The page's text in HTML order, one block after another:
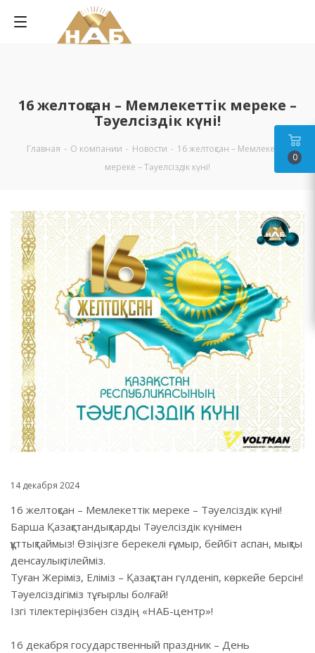
16 желтоқсан – Мемлекеттік мереке –
Тәуелсіздік күні!
Главная - О компании - Новости - 16 желтоқсан – Мемлекеттік
мереке – Тәуелсіздік күні!
14 декабря 2024
16 желтоқсан – Мемлекеттік мереке – Тәуелсіздік күні!
Барша Қазақстандықтарды Тәуелсіздік күнімен
құттықтаймыз! Өзіңізге берекелі ғұмыр, бейбіт аспан, мықты
денсаулық тілейміз.
Туған Жеріміз, Еліміз – Қазақстан гүлденіп, көркейе берсін!
Тәуелсіздігіміз тұғырлы болғай!
Ізгі тілектеріңізбен сіздің «НАБ-центр»!
16 декабря государственный праздник – День
0